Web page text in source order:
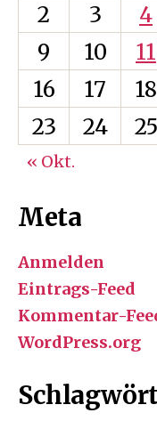
2
3 4
9
10 11
16
17 18
23
24 25
« Okt.
Meta
Anmelden
Eintrags-Feed
Kommentar-
WordPress.org